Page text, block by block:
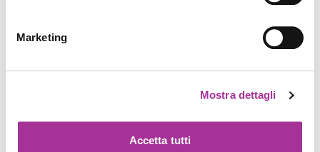
Marketing
Mostra dettagli
Accetta tutti